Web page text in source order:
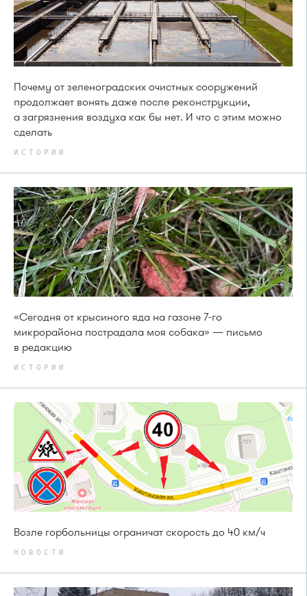
Почему от зеленоградских очистных сооружений
продолжает вонять даже после реконструкции,
а загрязнения воздуха как бы нет. И что с этим можно
сделать
ИСТОРИИ
«Сегодня от крысиного яда на газоне 7-го
микрорайона пострадала моя собака» — письмо
в редакцию
ИСТОРИИ
Возле горбольницы ограничат скорость до 40 км/ч
НОВОСТИ